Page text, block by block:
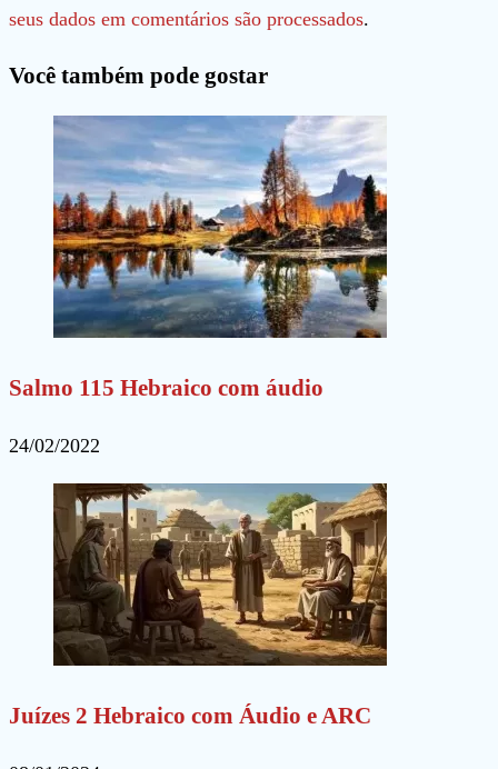
usuário
comentar
mail
comentar
seu
(opcional)
seus dados em comentários são processados.
Você também pode gostar
Salmo 115 Hebraico com áudio
24/02/2022
Juízes 2 Hebraico com Áudio e ARC